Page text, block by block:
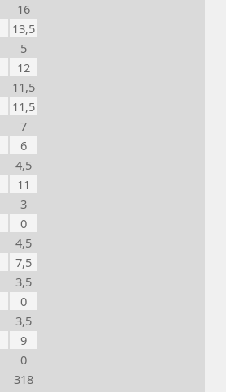
16
13,5
5
12
11,5
11,5
7
6
4,5
11
3
0
4,5
7,5
3,5
0
3,5
9
0
318